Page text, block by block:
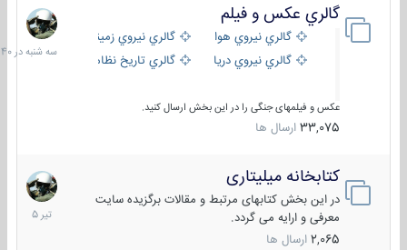
گالري عكس و فيلم
گالري نيروي هوايي
گالري نيروي زميني
گالري نيروي دريايي
گالري تاریخ نظامی
عکس و فیلمهای جنگی را در این بخش ارسال کنید.
33,075 ارسال ها
سه
شنبه
در
کتابخانه میلیتاری
در این بخش کتابهای مرتبط و مقالات برگزیده سایت
معرفی و ارایه می گردد.
2,065 ارسال ها
16
تیر
1405